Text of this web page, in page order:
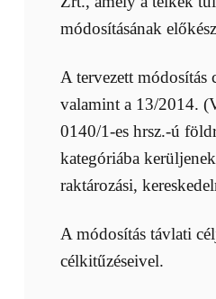
módosításának
A tervezett
valamint a 13/2014.
0140/1-es hrsz.-ú
kategóriába
raktározási,
A módosítás távlati
célkitűzéseivel.